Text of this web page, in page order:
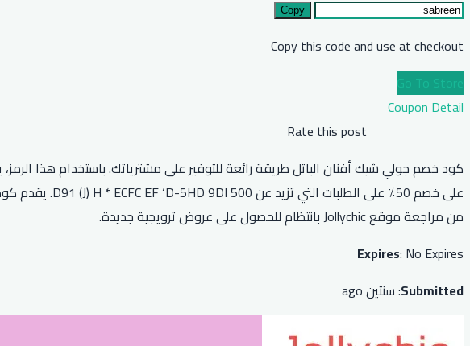
Copy
Copy this code and use at checkout
Go To Store
Coupon Detail
Rate this post
من مراجعة موقع Jollychic بانتظام للحصول على عروض ترويجية جديدة.
Expires: No Expires
Submitted: سنتين ago